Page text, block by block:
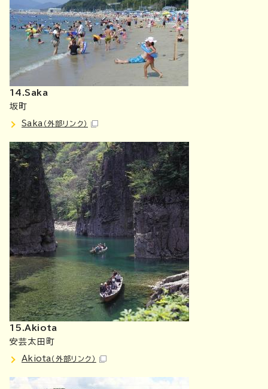
14.Saka
坂町
Saka （外部リンク）
15.Akiota
安芸太田町
Akiota （外部リンク）